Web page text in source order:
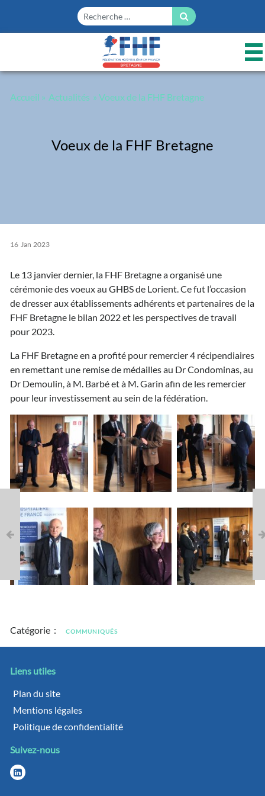
Accueil » Actualités » Voeux de la FHF Bretagne
Voeux de la FHF Bretagne
16 Jan 2023
Le 13 janvier dernier, la FHF Bretagne a organisé une
cérémonie des voeux au GHBS de Lorient. Ce fut l’occasion
de dresser aux établissements adhérents et partenaires de la
FHF Bretagne le bilan 2022 et les perspectives de travail
pour 2023.
La FHF Bretagne en a profité pour remercier 4 récipendiaires
en remettant une remise de médailles au Dr Condominas, au
Dr Demoulin, à M. Barbé et à M. Garin afin de les remercier
pour leur investissement au sein de la fédération.
Catégorie : COMMUNIQUÉS
Liens utiles
Plan du site
Mentions légales
Politique de confidentialité
Suivez-nous
Panneau de gestion des cookies